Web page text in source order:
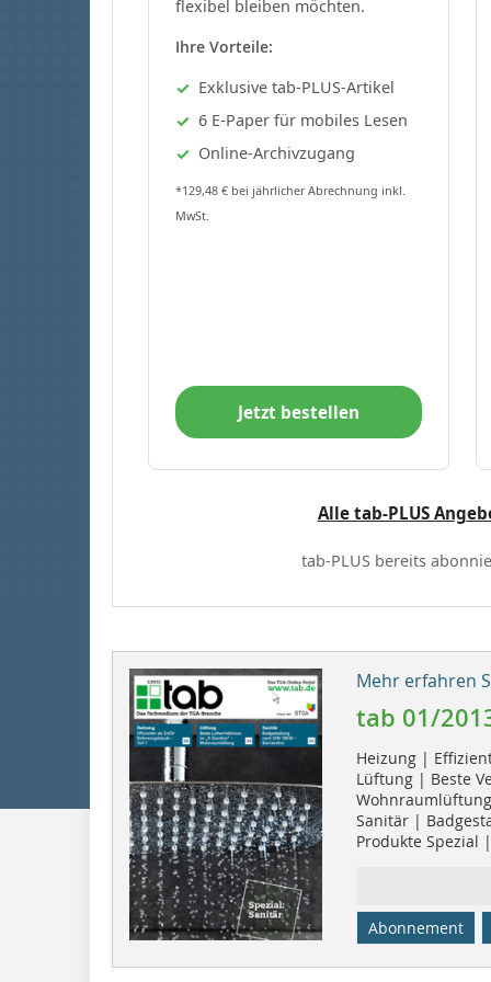
flexibel bleiben möchten.
Ihre Vorteile:
Exklusive tab-PLUS-Artikel
6 E-Paper für mobiles Lesen
Online-Archivzugang
*129,48 € bei jährlicher Abrechnung inkl.
MwSt.
Jetzt bestellen
Alle tab-PLUS
tab-PLUS bereits
Mehr erfahren
tab 01/
Heizung |
Lüftung | Beste
Sanitär |
Produkte Spezial
Abonnement